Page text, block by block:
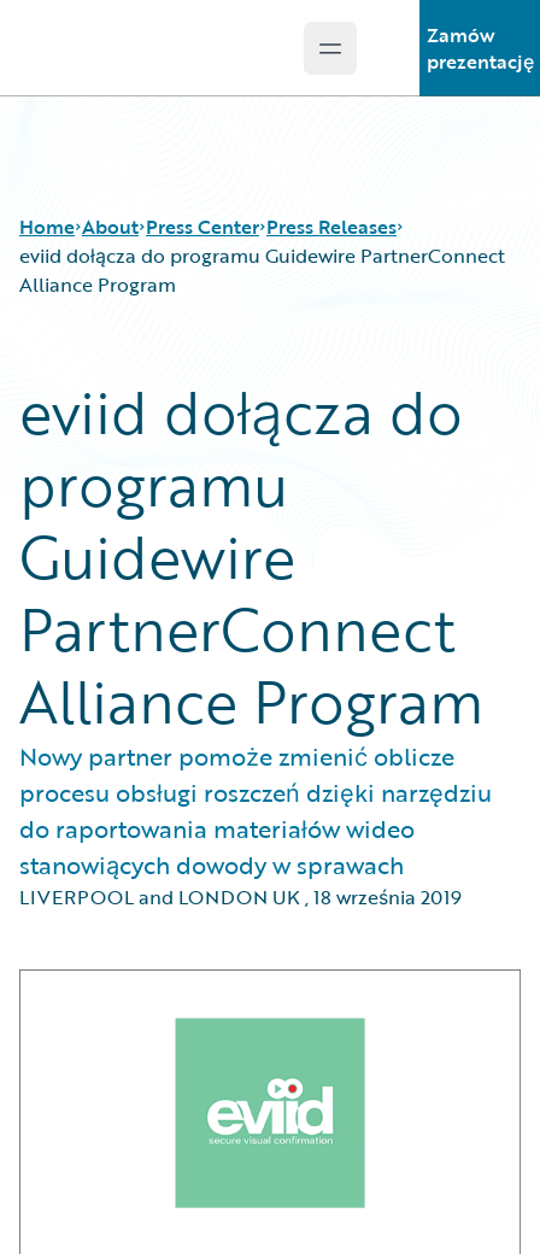
Open main menu
Zamów
prezentację
Home About Press Center Press Releases
eviid dołącza do programu Guidewire PartnerConnect
Alliance Program
eviid dołącza do
programu
Guidewire
PartnerConnect
Alliance Program
Nowy partner pomoże zmienić oblicze
procesu obsługi roszczeń dzięki narzędziu
do raportowania materiałów wideo
stanowiących dowody w sprawach
LIVERPOOL and LONDON UK,18 września 2019